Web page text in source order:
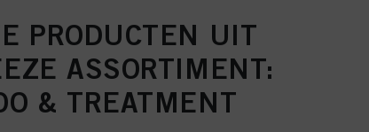
PRODUCTEN UIT
ASSORTIMENT:
& TREATMENT